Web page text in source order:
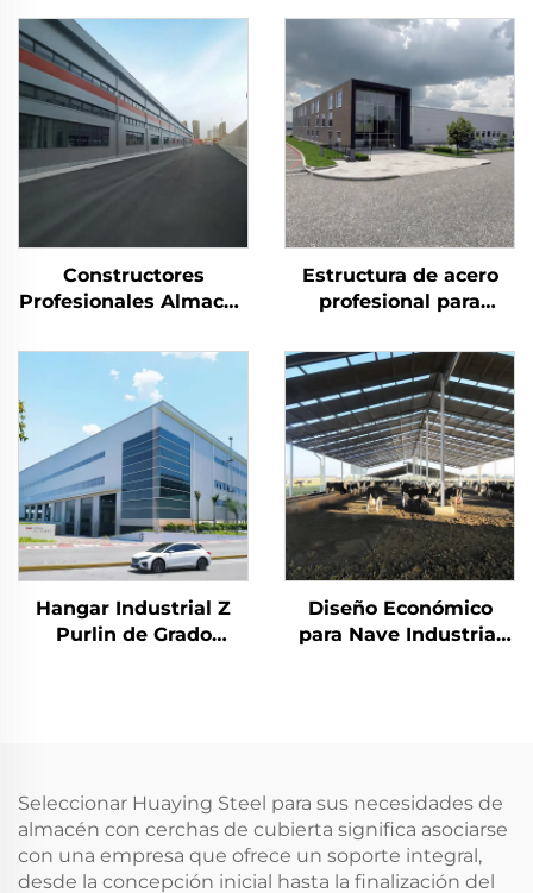
Constructores
Profesionales Almacén
Cerchas de Techo
Estructura de Marco
de Acero Edificio de
Acero
Estructura de acero
profesional para
prefabricados en
China, planos de
estructura de acero
para edificios, edificios
de acero
Hangar Industrial Z
Purlin de Grado
Diseño Económico
para Nave Industrial
Seleccionar Huaying Steel para sus necesidades de
almacén con cerchas de cubierta significa asociarse
con una empresa que ofrece un soporte integral,
desde la concepción inicial hasta la finalización del